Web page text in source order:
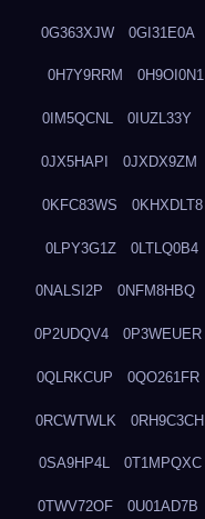
0G363XJW 0GI31E0A
0H7Y9RRM 0H9OI0N1
0IM5QCNL 0IUZL33Y
0JX5HAPI 0JXDX9ZM
0KFC83WS 0KHXDLT8
0LPY3G1Z 0LTLQ0B4
0NALSI2P 0NFM8HBQ
0P2UDQV4 0P3WEUER
0QLRKCUP 0QO261FR
0RCWTWLK 0RH9C3CH
0SA9HP4L 0T1MPQXC
0TWV72OF 0U01AD7B